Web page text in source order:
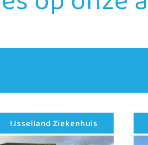
IJsselland Ziekenhuis